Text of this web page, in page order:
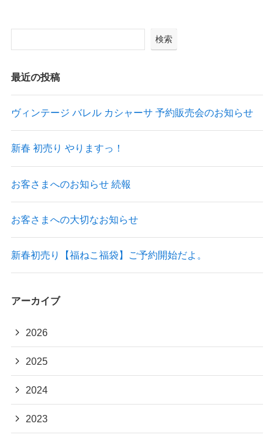
検索
最近の投稿
ヴィンテージ バレル カシャーサ 予約販売会のお知らせ
新春 初売り やりますっ！
お客さまへのお知らせ 続報
お客さまへの大切なお知らせ
新春初売り【福ねこ福袋】ご予約開始だよ。
アーカイブ
2026
2025
2024
2023